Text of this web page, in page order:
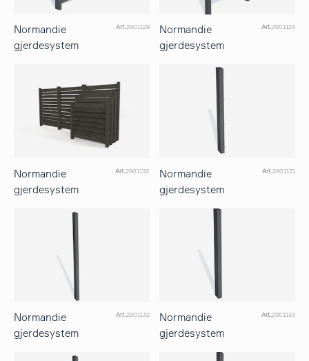
Normandie
gjerdesystem
Art.2901128
Normandie
gjerdesystem
Art.2901129
Normandie
gjerdesystem
Art.2901130
Normandie
gjerdesystem
Art.2901131
Normandie
gjerdesystem
Art.2901132
Normandie
gjerdesystem
Art.2901133